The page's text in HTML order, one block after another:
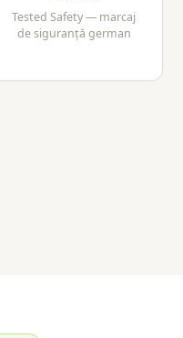
Tested Safety — marcaj
de siguranță german